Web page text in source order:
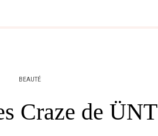
BEAUTÉ
Craze de ÜNT